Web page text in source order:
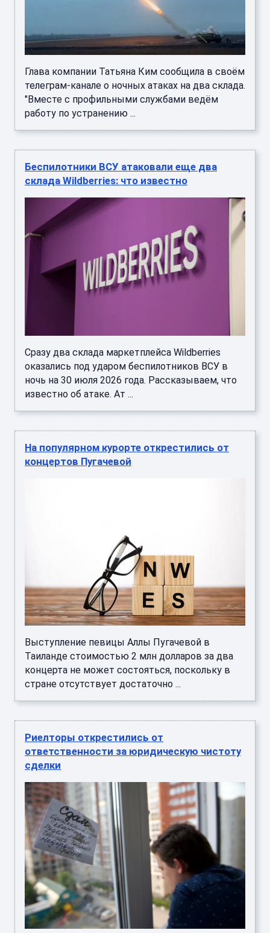
Глава компании Татьяна Ким сообщила в своём
телеграм-канале о ночных атаках на два склада.
"Вместе с профильными службами ведём
работу по устранению ...
Беспилотники ВСУ атаковали еще два
склада Wildberries: что известно
Сразу два склада маркетплейса Wildberries
оказались под ударом беспилотников ВСУ в
ночь на 30 июля 2026 года. Рассказываем, что
известно об атаке. Ат ...
На популярном курорте открестились от
концертов Пугачевой
Выступление певицы Аллы Пугачевой в
Таиланде стоимостью 2 млн долларов за два
концерта не может состояться, поскольку в
стране отсутствует достаточно ...
Риелторы открестились от
ответственности за юридическую чистоту
сделки